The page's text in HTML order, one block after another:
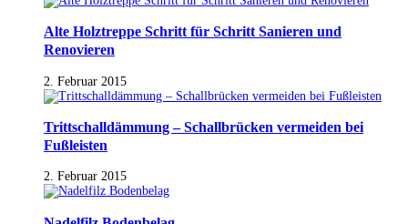
Alte Holztreppe Schritt für Schritt Sanieren und
Renovieren
2. Februar 2015
Trittschalldämmung – Schallbrücken vermeiden bei
Fußleisten
2. Februar 2015